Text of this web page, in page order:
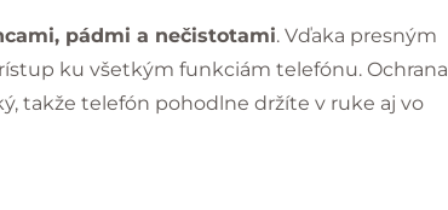
pádmi a nečistotami. Vďaka presným
ku všetkým funkciám telefónu. Ochrana
takže telefón pohodlne držíte v ruke aj vo